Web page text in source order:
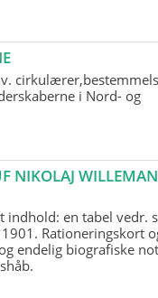
i Nord- og
NIKOLAJ
indhold: en tabel vedr.
Rationeringskort
endelig biografiske